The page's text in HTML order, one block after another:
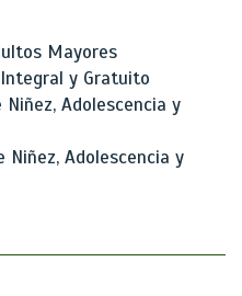
Mayores
y Gratuito
Adolescencia y
Niñez, Adolescencia y